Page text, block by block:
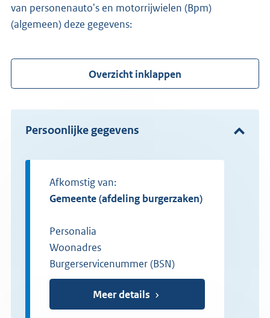
van personenauto's en motorrijwielen (Bpm)
(algemeen) deze gegevens:
Overzicht inklappen
Persoonlijke gegevens
Afkomstig van:
gemeente (afdeling burgerzaken)
Personalia
Woonadres
Burgerservicenummer (BSN)
Meer details